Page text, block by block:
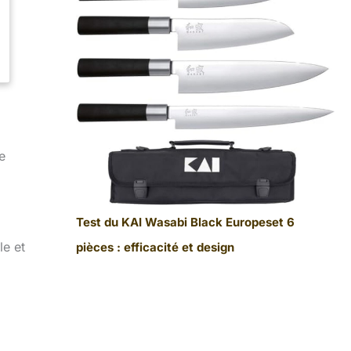
et
Test du KAI Wasabi Black Europeset 6
pièces : efficacité et design